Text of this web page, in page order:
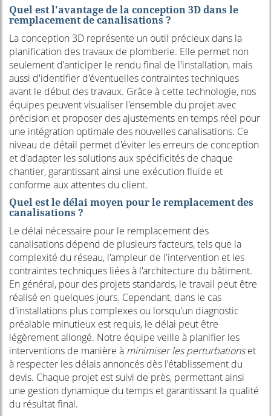
Quel est l'avantage de la conception 3D dans le
remplacement de canalisations ?
La conception 3D représente un outil précieux dans la
planification des travaux de plomberie. Elle permet non
seulement d'anticiper le rendu final de l'installation, mais
aussi d'identifier d'éventuelles contraintes techniques
avant le début des travaux. Grâce à cette technologie, nos
équipes peuvent visualiser l'ensemble du projet avec
précision et proposer des ajustements en temps réel pour
une intégration optimale des nouvelles canalisations. Ce
niveau de détail permet d'éviter les erreurs de conception
et d'adapter les solutions aux spécificités de chaque
chantier, garantissant ainsi une exécution fluide et
conforme aux attentes du client.
Quel est le délai moyen pour le remplacement des
canalisations ?
Le délai nécessaire pour le remplacement des
canalisations dépend de plusieurs facteurs, tels que la
complexité du réseau, l'ampleur de l'intervention et les
contraintes techniques liées à l'architecture du bâtiment.
En général, pour des projets standards, le travail peut être
réalisé en quelques jours. Cependant, dans le cas
d'installations plus complexes ou lorsqu'un diagnostic
préalable minutieux est requis, le délai peut être
légèrement allongé. Notre équipe veille à planifier les
interventions de manière à minimiser les perturbationset
à respecter les délais annoncés dès l'établissement du
devis. Chaque projet est suivi de près, permettant ainsi
une gestion dynamique du temps et garantissant la qualité
du résultat final.